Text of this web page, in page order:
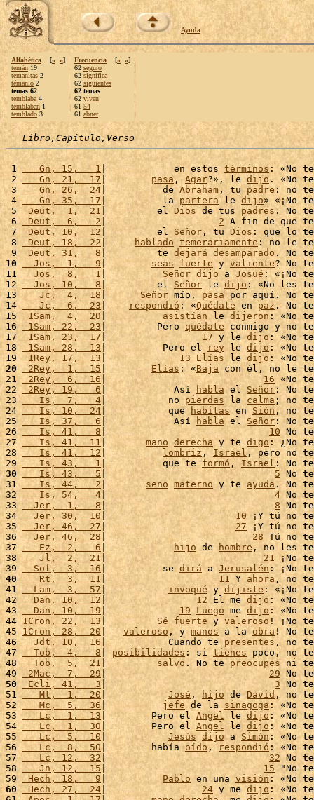
Ayuda
Alfabética [« »]
temán 19
temanitas 2
témanlo 2
temas 62
temblaba 4
temblaban 1
temblado 3
Frecuencia [« »]
62 seguro
62 significa
62 siguientes
62 temas
62 viven
61 54
61 abner
Libro,Capítulo,Verso
1
   Gn, 15,   1
|            en estos términos : «No
2
   Gn, 21,  17
| pasa, Agar?», le dijo . «No
3
   Gn, 26,  24
|          de Abraham , tu padre : no
4
   Gn, 35,  17
|          la partera le dijo» «¡No
5
Deut,  1,  21 |         el Dios de tus padres. No
6
Deut,  6,   2 | 2 A fin de que
7 Deut, 10,  12 |         el Señor , tu Dios : que lo
8
Deut, 18,  22 | hablado temerariamente : no le
9 Deut, 31,   8 |         te dejará desamparado. No
10
  Jos,  1,   9
| seas fuerte y valiente? No
11
  Jos,  8,   1
| Señor dijo a Josué : «¡No
12
  Jos, 10,   8
|         el Señor le dijo : «No les
13
   Jc,  4,  18
| Señor mío, pasa por aquí. No
14
   Jc,  6,  23
| respondió : «Quédate en paz . No
15 1Sam,  4,  20| asistían le dijeron : «No
16
1Sam, 22,  23|         Pero quédate conmigo y no
17 1Sam, 23,  17 | 17 y le dijo: «No
18 1Sam, 28,  13 |          Pero el rey le dijo : «No
19 1Rey, 17,  13 | 13 Elías le dijo : «No
20
2Rey,  1,  15 | Elías : «Baja con él, no le
21
2Rey,  6,  16| 16 «No
22
2Rey, 19,   6|            Así habla el Señor: No
23
   Is,  7,   4
|           no pierdas la calma ; no
24
   Is, 10,  24
|           que habitas en Sión , no
25
   Is, 37,   6
|            Así habla el Señor : No
26
   Is, 41,   8
| 10 No
27
   Is, 41,  11
| mano derecha y te digo : ¿No
28
   Is, 41,  12
| lombriz, Israel, pero no
29
   Is, 43,   1
|          que te formó, Israel : No
30
   Is, 43,   5
| 5 No
31
   Is, 44,   2
| seno materno y te ayuda . No
32
   Is, 54,   4
| 4 No
33
  Jer,  1,   8
| 8 No
34
  Jer, 30,  10
| 10 ¡Y tú no
35
  Jer, 46,  27
| 27 ¡Y tú no
36
  Jer, 46,  28
| 28 Tú no
37
   Ez,  2,   6
| hijo de hombre , no les
38
   Jl,  2,  21
| 21 ¡No
39
  Sof,  3,  16
|          se dirá a Jerusalén : ¡No
40
   Rt,  3,  11
| 11 Y ahora, no
41
  Lam,  3,  57
| invoqué y dijiste : «¡No
42
  Dan, 10,  12
| 12 El me dijo : «No
43
  Dan, 10,  19
| 19 Luego me dijo : «No
44 1Cron, 22,  13| Sé fuerte y valeroso! ¡No
45 1Cron, 28,  20 | valeroso , y manos a la obra ! No
46
  Jdt, 10,  16
|           Cuando te presentes , no
47
  Tob,  4,   8
posibilidades : si tienes poco, no
48
  Tob,  5,  21
| salvo . No te preocupes ni
49
2Mac,  7,  29| 29 No
50 Ecli, 41,   3| 3 No
51
   Mt,  1,  20
| José , hijo de David , no
52
   Mc,  5,  36
| jefe de la sinagoga : «No
53
   Lc,  1,  13
|        Pero el Angel le dijo : «No
54
   Lc,  1,  30
|        Pero el Angel le dijo : «No
55
   Lc,  5,  10
| Jesús dijo a Simón: «No
56
   Lc,  8,  50
|        había oído , respondió: «No
57
   Lc, 12,  32
| 32 No
58
   Jn, 12,  15
| 15 "No
59 Hech, 18,   9 | Pablo en una visión : «No
60
Hech, 27,  24 | 24 y me dijo : «No